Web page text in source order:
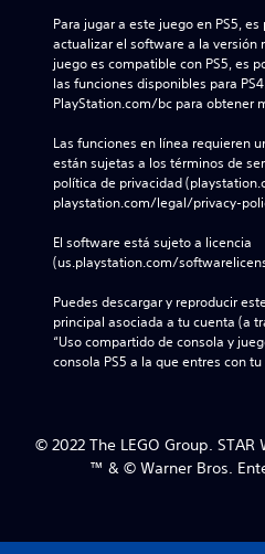
Para jugar a este juego en PS5,
actualizar el software a la versión
juego es compatible con PS5, es
las funciones disponibles para
PlayStation.com/bc para obtener
Las funciones en línea requieren
están sujetas a los términos de
política de privacidad
playstation.com/legal/privacy-
El software está sujeto a licencia
(us.playstation.com/
Puedes descargar y reproducir
principal asociada a tu cuenta (a
“Uso compartido de consola y
consola PS5 a la que entres con
© 2022 The LEGO Group.
™ & © Warner Bros.